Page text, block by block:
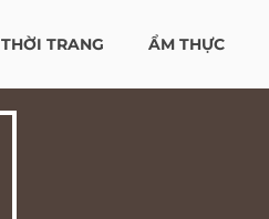
THỜI TRANG ẨM THỰC